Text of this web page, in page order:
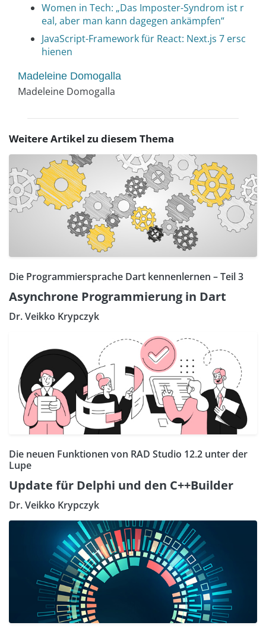
Women in Tech: „Das Imposter-Syndrom ist r
eal, aber man kann dagegen ankämpfen“
JavaScript-Framework für React: Next.js 7 ersc
hienen
Madeleine Domogalla
Madeleine Domogalla
Weitere Artikel zu diesem Thema
Die Programmiersprache Dart kennenlernen – Teil 3
Asynchrone Programmierung in Dart
Dr. Veikko Krypczyk
Die neuen Funktionen von RAD Studio 12.2 unter der
Lupe
Update für Delphi und den C++Builder
Dr. Veikko Krypczyk